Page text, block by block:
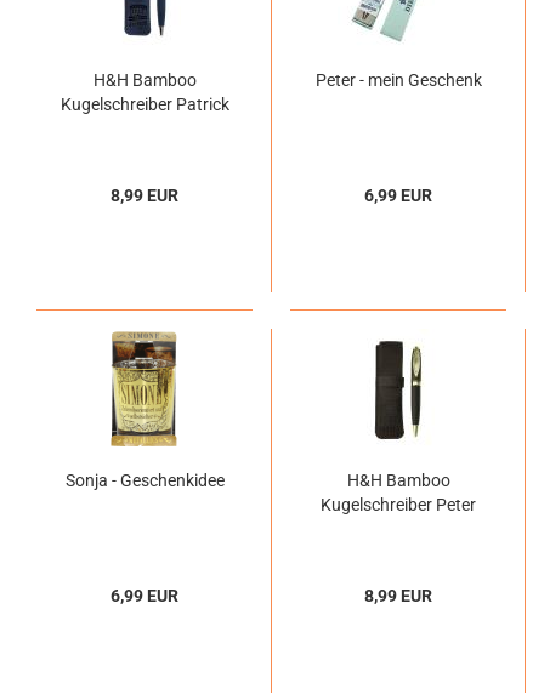
H&H Bamboo
Kugelschreiber Patrick
8,99 EUR
Peter - mein Geschenk
6,99 EUR
Sonja - Geschenkidee
6,99 EUR
H&H Bamboo
Kugelschreiber Peter
8,99 EUR